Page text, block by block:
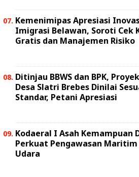
Kemenimipas Apresiasi
Imigrasi Belawan, Soroti Cek
Gratis dan Manajemen Risiko
Ditinjau BBWS dan BPK,
Desa Slatri Brebes Dinilai
Standar, Petani Apresiasi
Kodaeral I Asah Kemampuan
Perkuat Pengawasan
Udara